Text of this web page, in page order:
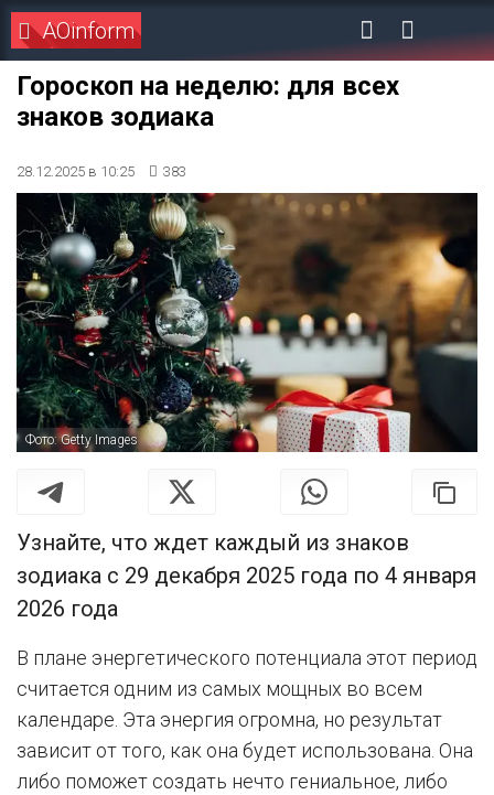
AOinform
Гороскоп на неделю: для всех
знаков зодиака
28.12.2025 в 10:25 383
Фото: Getty Images
Узнайте, что ждет каждый из знаков
зодиака с 29 декабря 2025 года по 4 января
2026 года
В плане энергетического потенциала этот период
считается одним из самых мощных во всем
календаре. Эта энергия огромна, но результат
зависит от того, как она будет использована. Она
либо поможет создать нечто гениальное, либо